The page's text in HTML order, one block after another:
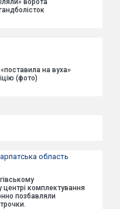
на вуха»
(фото)
область
центрі комплектування
позбавляли